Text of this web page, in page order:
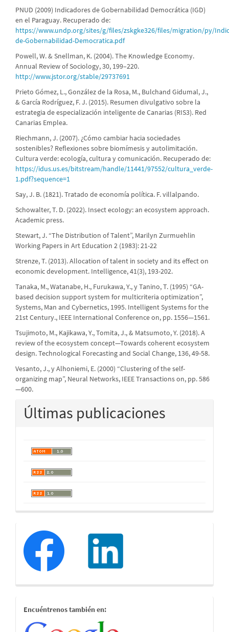
PNUD (2009) Indicadores de Gobernabilidad Democrática (IGD)
en el Paraguay. Recuperado de:
https://www.undp.org/sites/g/files/zskgke326/files/migration/py/
de-Gobernabilidad-Democratica.pdf
Powell, W. & Snellman, K. (2004). The Knowledge Economy.
Annual Review of Sociology, 30, 199–220.
http://www.jstor.org/stable/29737691
Prieto Gómez, L., González de la Rosa, M., Bulchand Gidumal, J.,
& García Rodríguez, F. J. (2015). Resumen divulgativo sobre la
estrategia de especialización inteligente de Canarias (RIS3). Red
Canarias Emplea.
Riechmann, J. (2007). ¿Cómo cambiar hacia sociedades
sostenibles? Reflexiones sobre biomímesis y autolimitación.
Cultura verde: ecología, cultura y comunicación. Recuperado de:
https://idus.us.es/bitstream/handle/11441/97552/cultura_verde-
1.pdf?sequence=1
Say, J. B. (1821). Tratado de economía política. F. villalpando.
Schowalter, T. D. (2022). Insect ecology: an ecosystem approach.
Academic press.
Stewart, J. “The Distribution of Talent”, Marilyn Zurmuehlin
Working Papers in Art Education 2 (1983): 21-22
Strenze, T. (2013). Allocation of talent in society and its effect on
economic development. Intelligence, 41(3), 193-202.
Tanaka, M., Watanabe, H., Furukawa, Y., y Tanino, T. (1995) “GA-
based decision support system for multicriteria optimization”,
Systems, Man and Cybernetics, 1995. Intelligent Systems for the
21st Century., IEEE International Conference on, pp. 1556—1561.
Tsujimoto, M., Kajikawa, Y., Tomita, J., & Matsumoto, Y. (2018). A
review of the ecosystem concept—Towards coherent ecosystem
design. Technological Forecasting and Social Change, 136, 49-58.
Vesanto, J., y Alhoniemi, E. (2000) “Clustering of the self-
organizing map”, Neural Networks, IEEE Transactions on, pp. 586
—600.
Últimas publicaciones
redessociales
estamostambien
Encuéntrenos también en: